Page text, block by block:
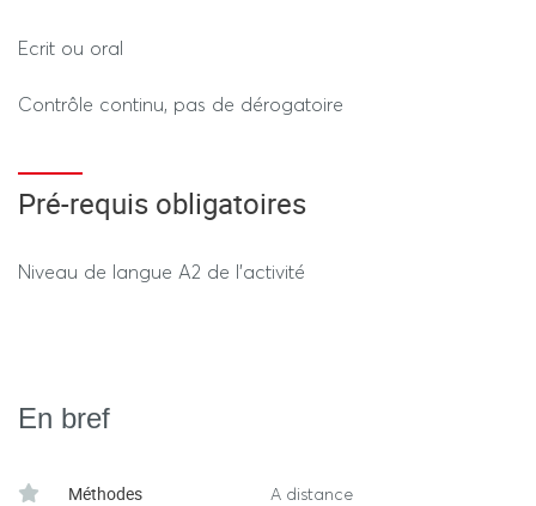
Ecrit ou oral
Contrôle continu, pas de dérogatoire
Pré-requis obligatoires
Niveau de langue A2 de l'activité
En bref
Méthodes
A distance